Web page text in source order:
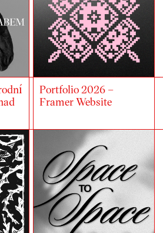
Portfolio 2026 –
Framer Website